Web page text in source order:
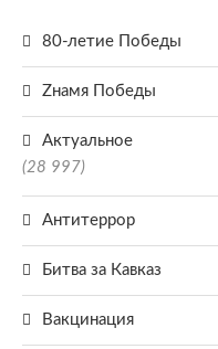
80-летие Победы
Zнамя Победы
Актуальное
(28 997)
Антитеррор
Битва за Кавказ
Вакцинация